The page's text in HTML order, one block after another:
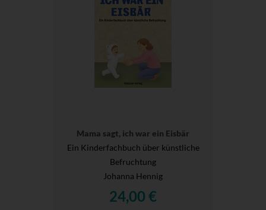
Mama sagt, ich war ein Eisbär
Ein Kinderfachbuch über künstliche
Befruchtung
Johanna Hennig
24,00 €